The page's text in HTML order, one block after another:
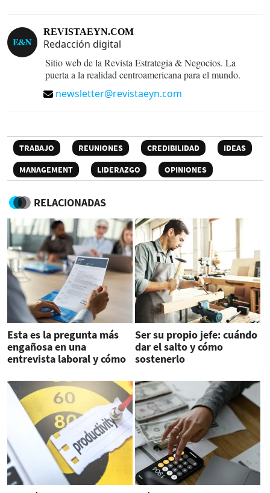
REVISTAEYN.COM
Redacción digital
Sitio web de la Revista Estrategia & Negocios. La
puerta a la realidad centroamericana para el mundo.
newsletter@revistaeyn.com
TRABAJO REUNIONES CREDIBILIDAD
IDEAS
MANAGEMENT
LIDERAZGO OPINIONES
RELACIONADAS
Esta es la pregunta más
engañosa en una
entrevista laboral y cómo
Ser su propio jefe: cuándo
dar el salto y cómo
sostenerlo